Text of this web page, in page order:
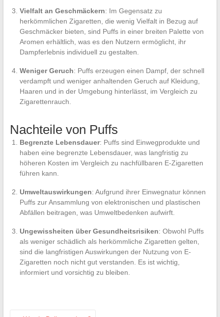
Vielfalt an Geschmäckern: Im Gegensatz zu
herkömmlichen Zigaretten, die wenig Vielfalt in Bezug auf
Geschmäcker bieten, sind Puffs in einer breiten Palette von
Aromen erhältlich, was es den Nutzern ermöglicht, ihr
Dampferlebnis individuell zu gestalten.
Weniger Geruch: Puffs erzeugen einen Dampf, der schnell
verdampft und weniger anhaltenden Geruch auf Kleidung,
Haaren und in der Umgebung hinterlässt, im Vergleich zu
Zigarettenrauch.
Nachteile von Puffs
Begrenzte Lebensdauer: Puffs sind Einwegprodukte und
haben eine begrenzte Lebensdauer, was langfristig zu
höheren Kosten im Vergleich zu nachfüllbaren E-Zigaretten
führen kann.
Umweltauswirkungen: Aufgrund ihrer Einwegnatur können
Puffs zur Ansammlung von elektronischen und plastischen
Abfällen beitragen, was Umweltbedenken aufwirft.
Ungewissheiten über Gesundheitsrisiken: Obwohl Puffs
als weniger schädlich als herkömmliche Zigaretten gelten,
sind die langfristigen Auswirkungen der Nutzung von E-
Zigaretten noch nicht gut verstanden. Es ist wichtig,
informiert und vorsichtig zu bleiben.